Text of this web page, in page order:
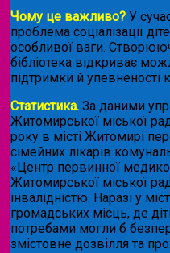
Чому це важливо? У
проблема соціалізації
особливої ваги.
бібліотека відкриває
підтримки й упевненості
Статистика. За даними
Житомирської міської
року в місті Житомирі
сімейних лікарів
«Центр первинної
Житомирської міської
інвалідністю. Наразі у
громадських місць, де
потребами могли б
змістовне дозвілля та